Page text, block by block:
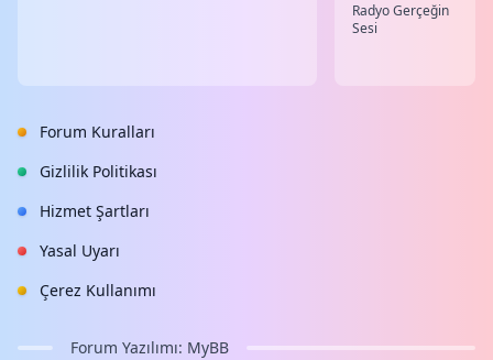
Radyo Gerçeğin
Sesi
Forum Kuralları
Gizlilik Politikası
Hizmet Şartları
Yasal Uyarı
Çerez Kullanımı
Forum Yazılımı: MyBB